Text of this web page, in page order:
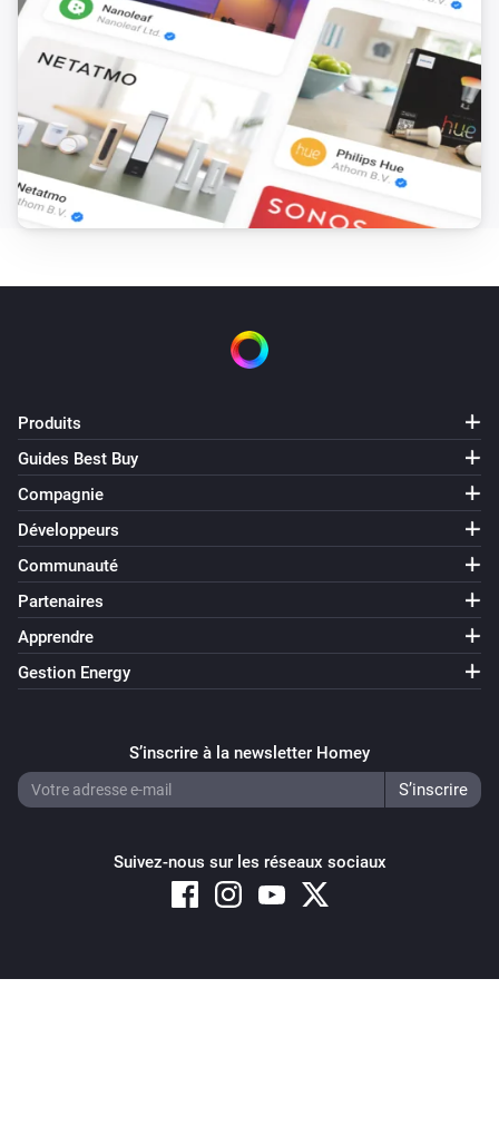
Désactiver
Socket (54796)
Alterner activé ou désactivé
Produits
Guides Best Buy
Compagnie
Développeurs
Communauté
Partenaires
Apprendre
Gestion Energy
S’inscrire à la newsletter Homey
Suivez-nous sur les réseaux sociaux